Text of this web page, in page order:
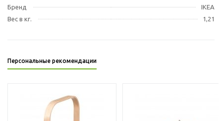
Бренд
IKEA
Вес в кг.
1,21
Персональные рекомендации